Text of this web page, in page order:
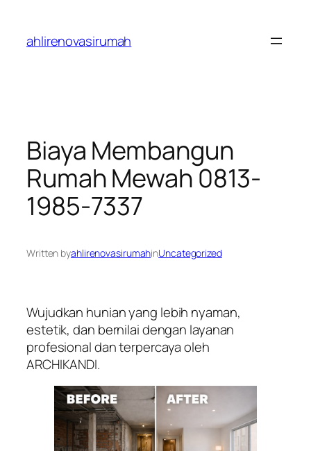
content
ahlirenovasirumah
Biaya Membangun
Rumah Mewah 0813-
1985-7337
Written byahlirenovasirumahinUncategorized
Wujudkan hunian yang lebih nyaman,
estetik, dan bernilai dengan layanan
profesional dan terpercaya oleh
ARCHIKANDI.